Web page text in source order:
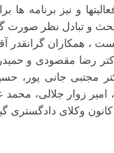
و نیز برنامه
و تبادل نظر صورت
، همکاران گرانقدر
رضا مقصودی و
مجتبی جانی پور،
زوار جلالی، محمد
وکلای دادگستری